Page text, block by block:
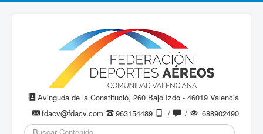
Avinguda de la Constitució, 260 Bajo Izdo - 46019 Valencia
fdacv@fdacv.com
963154489 / /
688902490
Buscar...